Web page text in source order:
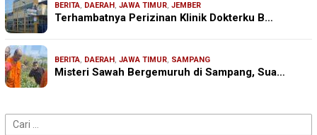
BERITA, DAERAH , JAWA TIMUR, JEMBER
Terhambatnya Perizinan Klinik Dokterku B…
BERITA, DAERAH , JAWA TIMUR, SAMPANG
Misteri Sawah Bergemuruh di Sampang, Sua…
Cari